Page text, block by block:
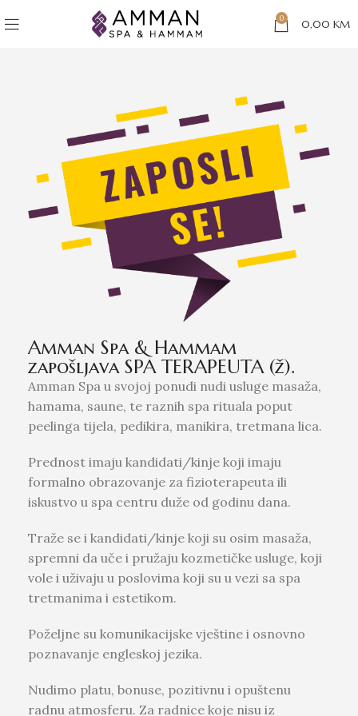
0 0,00 KM
Amman Spa & Hammam
zapošljava SPA TERAPEUTA (ž).
Amman Spa u svojoj ponudi nudi usluge masaža,
hamama, saune, te raznih spa rituala poput
peelinga tijela, pedikira, manikira, tretmana lica.
Prednost imaju kandidati/kinje koji imaju
formalno obrazovanje za fizioterapeuta ili
iskustvo u spa centru duže od godinu dana.
Traže se i kandidati/kinje koji su osim masaža,
spremni da uče i pružaju kozmetičke usluge, koji
vole i uživaju u poslovima koji su u vezi sa spa
tretmanima i estetikom.
Poželjne su komunikacijske vještine i osnovno
poznavanje engleskoj jezika.
Nudimo platu, bonuse, pozitivnu i opuštenu
radnu atmosferu. Za radnice koje nisu iz